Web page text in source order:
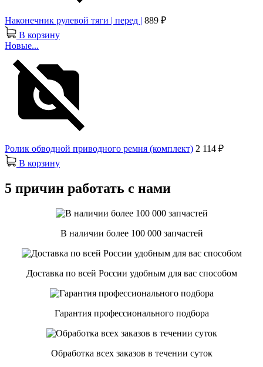
Наконечник рулевой тяги | перед | 889 ₽
В корзину
Новые...
Ролик обводной приводного ремня (комплект) 2 114 ₽
В корзину
5 причин работать с нами
В наличии более 100 000 запчастей
Доставка по всей России удобным для вас способом
Гарантия профессионального подбора
Обработка всех заказов в течении суток